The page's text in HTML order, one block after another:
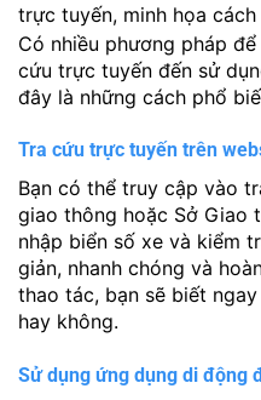
trực tuyến, minh họa
Có nhiều phương pháp
cứu trực tuyến đến sử
đây là những cách phổ
Tra cứu trực tuyến trên
Bạn có thể truy cập vào
giao thông hoặc Sở Giao
nhập biển số xe và kiểm
giản, nhanh chóng và
thao tác, bạn sẽ biết
hay không.
Sử dụng ứng dụng di động